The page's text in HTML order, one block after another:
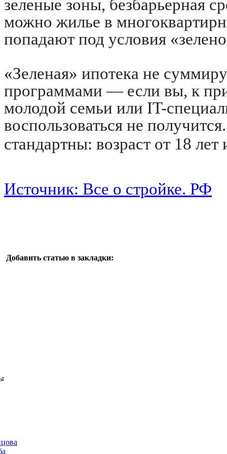
зеленые зоны, безбарьерная
можно жилье в
попадают под условия
«Зеленая» ипотека не
программами — если вы, к
молодой семьи или IT-
воспользоваться не
стандартны: возраст от 18
Источник: Все о стройке. РФ
Добавить статью в закладки: